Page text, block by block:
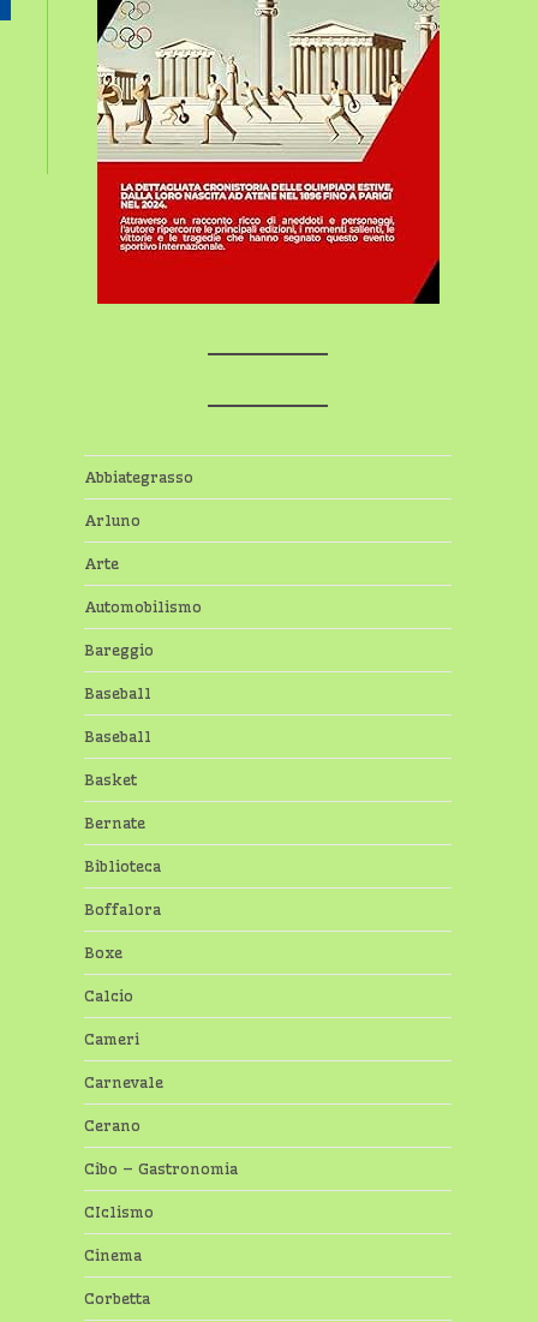
Abbiategrasso
Arluno
Arte
Automobilismo
Bareggio
Baseball
Baseball
Basket
Bernate
Biblioteca
Boffalora
Boxe
Calcio
Cameri
Carnevale
Cerano
Cibo – Gastronomia
CIclismo
Cinema
Corbetta